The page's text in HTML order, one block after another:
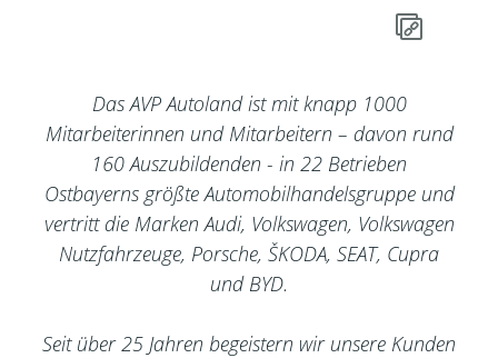
Das AVP Autoland ist mit knapp 1000
Mitarbeiterinnen und Mitarbeitern – davon rund
160 Auszubildenden - in 22 Betrieben
Ostbayerns größte Automobilhandelsgruppe und
vertritt die Marken Audi, Volkswagen, Volkswagen
Nutzfahrzeuge, Porsche, ŠKODA, SEAT, Cupra
und BYD.
Seit über 25 Jahren begeistern wir unsere Kunden